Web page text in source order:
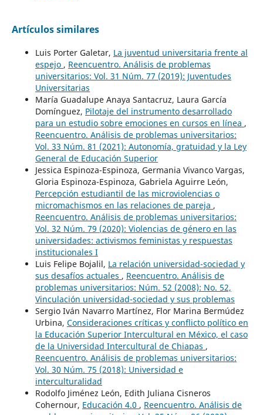
Artículos similares
Luis Porter Galetar, La juventud universitaria frente al
espejo , Reencuentro. Análisis de problemas
universitarios: Vol. 31 Núm. 77 (2019): Juventudes
Universitarias
María Guadalupe Anaya Santacruz, Laura García
Domínguez, Pilotaje del instrumento desarrollado
para un estudio sobre emociones en cursos en línea ,
Reencuentro. Análisis de problemas universitarios:
Vol. 33 Núm. 81 (2021): Autonomía, gratuidad y la Ley
General de Educación Superior
Jessica Espinoza-Espinoza, Germania Vivanco Vargas,
Gloria Espinoza-Espinoza, Gabriela Aguirre León,
Percepción estudiantil de las microviolencias o
micromachismos en las relaciones de pareja ,
Reencuentro. Análisis de problemas universitarios:
Vol. 32 Núm. 79 (2020): Violencias de género en las
universidades: activismos feministas y respuestas
institucionales I
Luis Felipe Bojalil, La relación universidad-sociedad y
sus desafíos actuales , Reencuentro. Análisis de
problemas universitarios: Núm. 52 (2008): No. 52,
Vinculación universidad-sociedad y sus problemas
Sergio Iván Navarro Martínez, Flor Marina Bermúdez
Urbina, Consideraciones críticas y conflicto político en
la Educación Superior Intercultural en México, el caso
de la Universidad Intercultural de Chiapas ,
Reencuentro. Análisis de problemas universitarios:
Vol. 30 Núm. 75 (2018): Universidad e
interculturalidad
Rodolfo Jiménez León, Edith Juliana Cisneros
Cohernour, Educación 4.0 , Reencuentro. Análisis de